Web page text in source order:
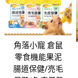
角落小寵 倉鼠
零食機能果泥
腸道保健/亮毛